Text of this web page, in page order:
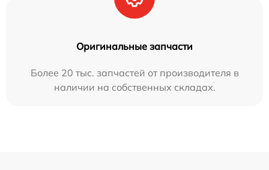
Оригинальные запчасти
Более 20 тыс. запчастей от производителя в
наличии на собственных складах.